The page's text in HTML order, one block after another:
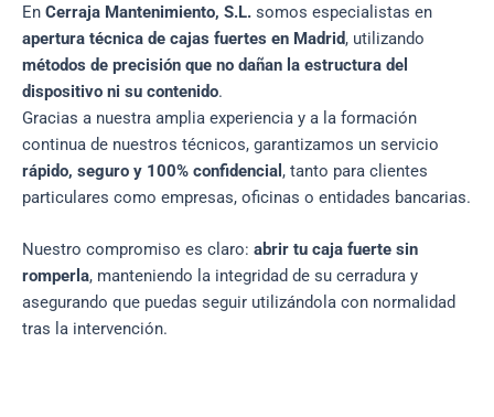
En Cerraja Mantenimiento, S.L. somos especialistas en
apertura técnica de cajas fuertes en Madrid, utilizando
métodos de precisión que no dañan la estructura del
dispositivo ni su contenido.
Gracias a nuestra amplia experiencia y a la formación
continua de nuestros técnicos, garantizamos un servicio
rápido, seguro y 100% confidencial , tanto para clientes
particulares como empresas, oficinas o entidades bancarias.
Nuestro compromiso es claro: abrir tu caja fuerte sin
romperla, manteniendo la integridad de su cerradura y
asegurando que puedas seguir utilizándola con normalidad
tras la intervención.